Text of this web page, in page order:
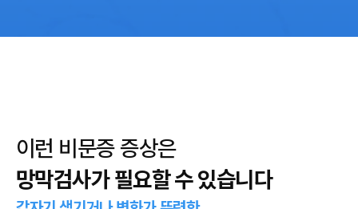
이런 비문증 증상은
망막검사가 필요할 수 있습니다